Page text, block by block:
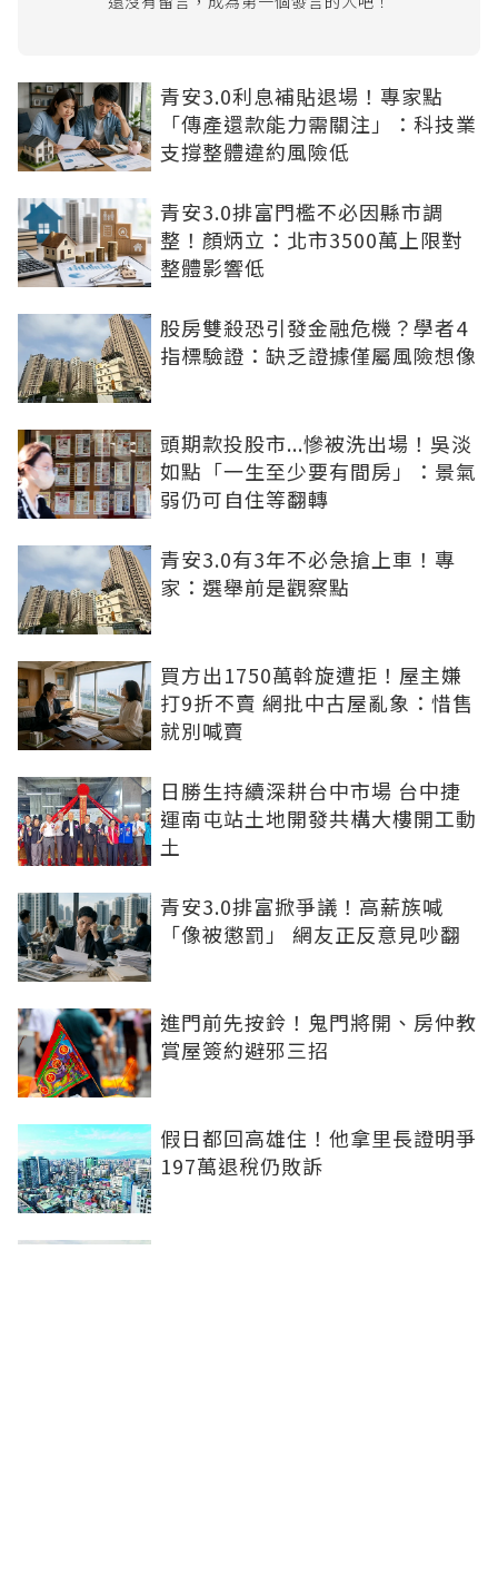
青安3.0利息補貼退場！專家點
「傳產還款能力需關注」：科技業
支撐整體違約風險低
青安3.0排富門檻不必因縣市調
整！顏炳立：北市3500萬上限對
整體影響低
股房雙殺恐引發金融危機？學者4
指標驗證：缺乏證據僅屬風險想像
頭期款投股市...慘被洗出場！吳淡
如點「一生至少要有間房」：景氣
弱仍可自住等翻轉
青安3.0有3年不必急搶上車！專
家：選舉前是觀察點
買方出1750萬斡旋遭拒！屋主嫌
打9折不賣 網批中古屋亂象：惜售
就別喊賣
日勝生持續深耕台中市場 台中捷
運南屯站土地開發共構大樓開工動
土
青安3.0排富掀爭議！高薪族喊
「像被懲罰」 網友正反意見吵翻
進門前先按鈴！鬼門將開、房仲教
賞屋簽約避邪三招
假日都回高雄住！他拿里長證明爭
197萬退稅仍敗訴